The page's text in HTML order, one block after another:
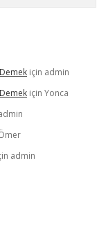
için admin
için Yonca
admin